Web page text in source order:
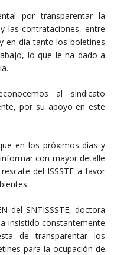
por transparentar la
las contrataciones, entre
en día tanto los boletines
lo que le ha dado a
al sindicato
por su apoyo en este
en los próximos días y
con mayor detalle
del ISSSTE a favor
del SNTISSSTE, doctora
insistido constantemente
de transparentar los
para la ocupación de